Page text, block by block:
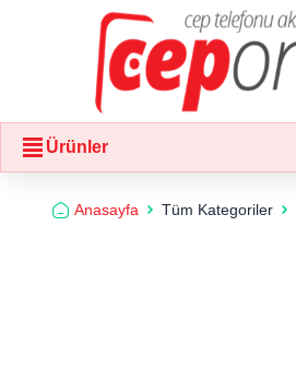
Ürünler
Anasayfa Tüm Kategoriler